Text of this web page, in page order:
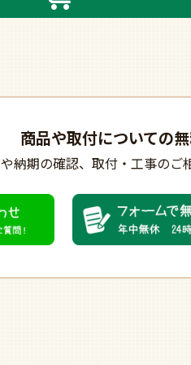
商品や取付についての
納期の確認、 取付・工事のご